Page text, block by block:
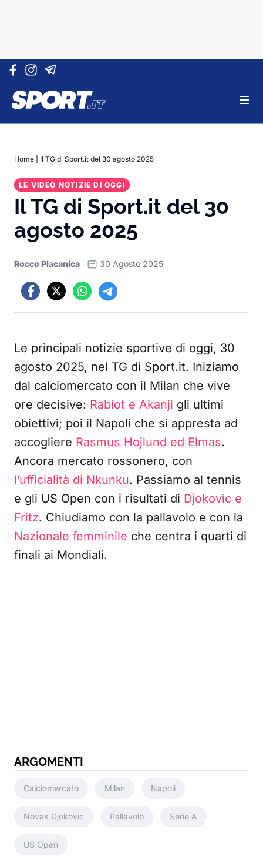
Vai al contenuto
Home Il TG di Sport.it del 30 agosto 2025
LE VIDEO NOTIZIE DI OGGI
Il TG di Sport.it del 30
agosto 2025
Rocco Placanica 30 Agosto 2025
Le principali notizie sportive di oggi, 30
agosto 2025, nel TG di Sport.it. Iniziamo
dal calciomercato con il Milan che vive
ore decisive: Rabiot e Akanji gli ultimi
obiettivi; poi il Napoli che si appresta ad
accogliere Rasmus Hojlund ed Elmas.
Ancora mercato rossonero, con
l’ufficialità di Nkunku. Passiamo al tennis
e gli US Open con i risultati di Djokovic e
Fritz. Chiudiamo con la pallavolo e con la
Nazionale femminile che centra i quarti di
finali ai Mondiali.
ARGOMENTI
Calciomercato Milan Napoli
Novak Djokovic Pallavolo Serie A
US Open